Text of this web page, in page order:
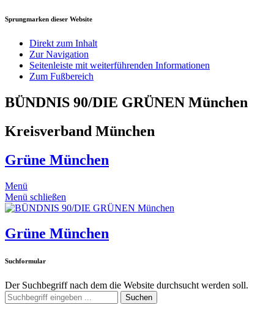
Sprungmarken dieser Website
Direkt zum Inhalt
Zur Navigation
Seitenleiste mit weiterführenden Informationen
Zum Fußbereich
BÜNDNIS 90/DIE GRÜNEN München
Kreisverband München
Grüne München
Menü
Menü schließen
Grüne München
Suchformular
Der Suchbegriff nach dem die Website durchsucht werden soll.
Suchen